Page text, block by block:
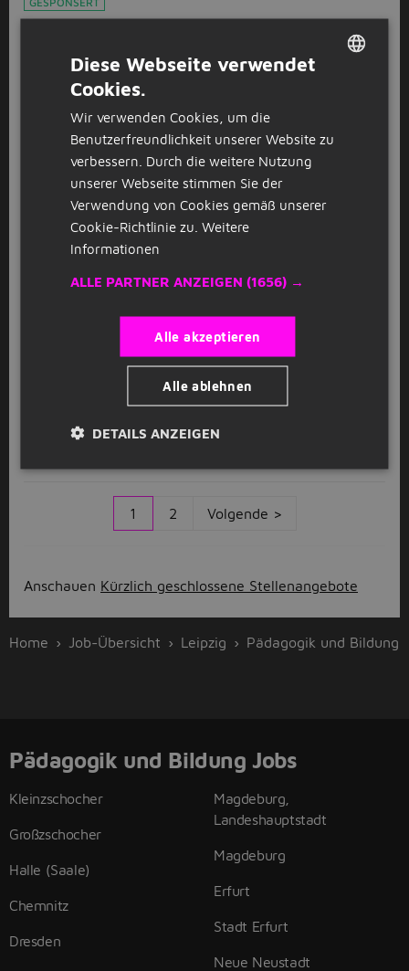
bindan GmbH & Co. KG
GESPONSERT
Gesundheits- und Krankenpfleger
(m/w/d) – Verantwortungsvoll.
avanti GmbH Grimma (27km)
Wohnbereichsleitung (w/m/d)
Flexibler Nebenjob als Biologie -
GoStudent Leipzig
1 2 Volgende >
Anschauen Kürzlich geschlossene Stellenangebote
Home Job-Übersicht Leipzig Pädagogik und Bildung
Pädagogik und Bildung Jobs
Kleinzschocher
Großzschocher
Halle (Saale)
Chemnitz
Dresden
Magdeburg,
Landeshauptstadt
Magdeburg
Erfurt
Stadt Erfurt
Neue Neustadt
Diese Webseite verwendet
Cookies.
Wir verwenden Cookies, um die
Benutzerfreundlichkeit unserer Website zu
verbessern. Durch die weitere Nutzung
unserer Webseite stimmen Sie der
Verwendung von Cookies gemäß unserer
Cookie-Richtlinie zu. Weitere
Informationen
ALLE PARTNER ANZEIGEN (1656) →
Alle akzeptieren
Alle ablehnen
DETAILS ANZEIGEN